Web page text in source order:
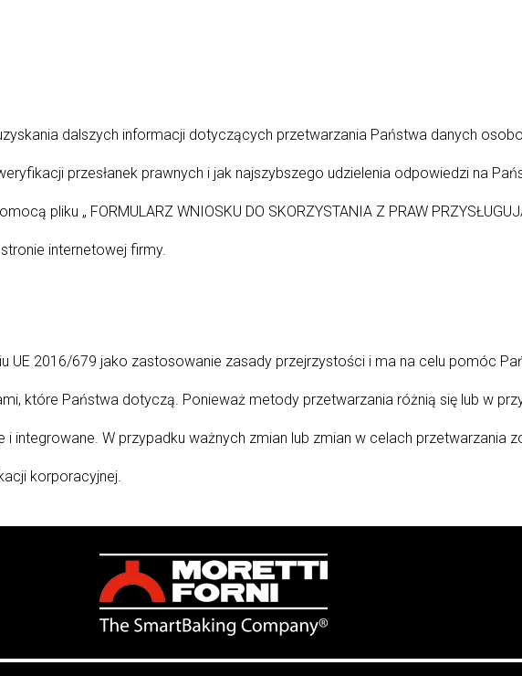
dalszych informacji dotyczących przetwarzania Państwa danych
przesłanek prawnych i jak najszybszego udzielenia odpowiedzi na
pliku „ FORMULARZ WNIOSKU DO SKORZYSTANIA Z PRAW
internetowej firmy.
UE 2016/679 jako zastosowanie zasady przejrzystości i ma na celu pomóc
które Państwa dotyczą. Ponieważ metody przetwarzania różnią się lub w
integrowane. W przypadku ważnych zmian lub zmian w celach przetwarzania
korporacyjnej.